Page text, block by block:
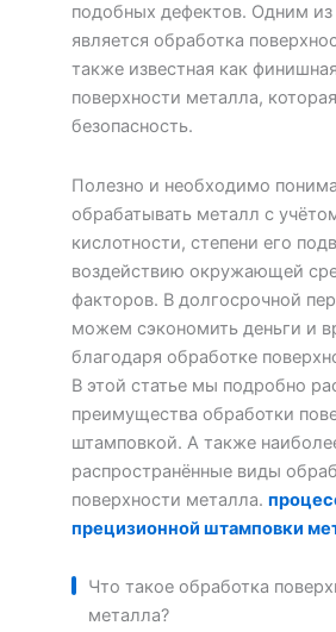
подобных дефектов. Одним из
является обработка
также известная как
поверхности металла,
безопасность.
Полезно и необходимо
обрабатывать металл с
кислотности, степени его
воздействию окружающей
факторов. В долгосрочной
можем сэкономить деньги и
благодаря обработке
В этой статье мы подробно
преимущества обработки
штамповкой. А также
распространённые виды
поверхности металла.
прецизионной штамповки
Что такое обработка
металла?